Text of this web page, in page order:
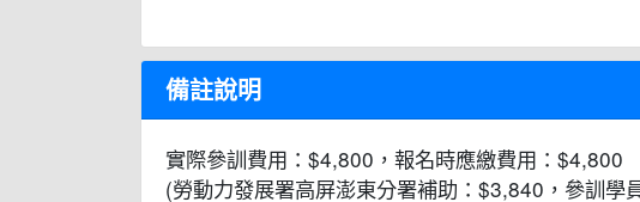
備註說明
實際參訓費用：$4,800，報名時應繳費用：$4,800
(勞動力發展署高屏澎東分署補助：$3,840，參訓學